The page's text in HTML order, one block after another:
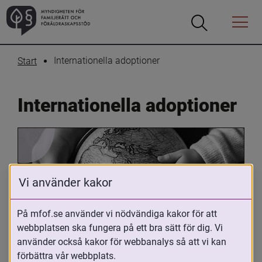
Öppna
Öppna
Menyn
Start Internationella adoptioner
Internationella adoptioner
Oavsett om du är adopterad,
adoptivförälder eller arbetar med
Vi använder kakor
På mfof.se använder vi nödvändiga kakor för att
webbplatsen ska fungera på ett bra sätt för dig. Vi
använder också kakor för webbanalys så att vi kan
förbättra vår webbplats.